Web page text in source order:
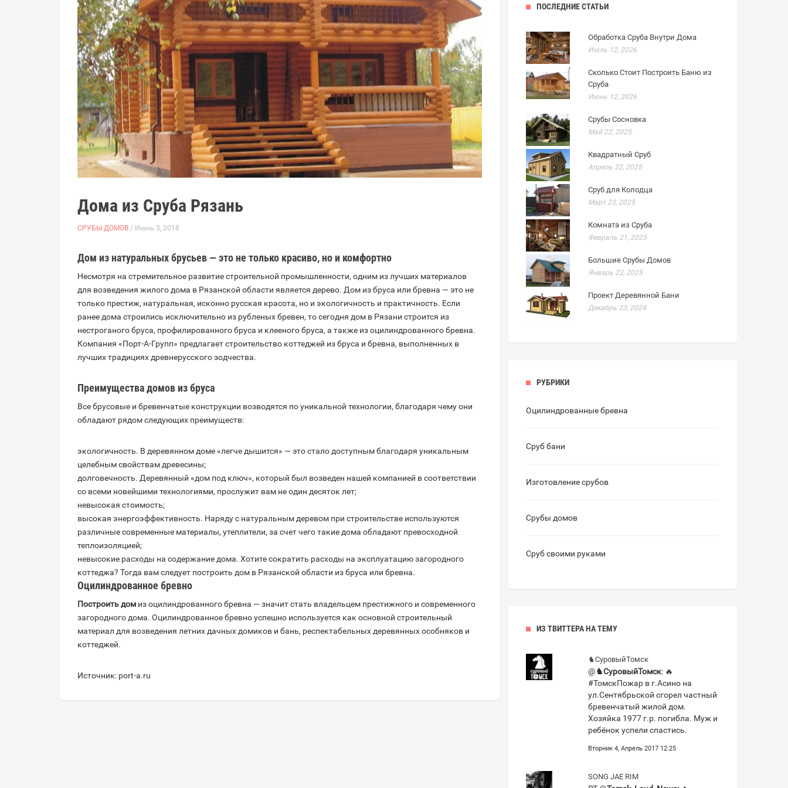
Дома из Сруба Рязань
СРУБЫ ДОМОВ / Июнь 3, 2018
Дом из натуральных брусьев — это не только красиво, но и комфортно
Несмотря на стремительное развитие строительной промышленности, одним из лучших материалов
для возведения жилого дома в Рязанской области является дерево. Дом из бруса или бревна — это не
только престиж, натуральная, исконно русская красота, но и экологичность и практичность. Если
ранее дома строились исключительно из рубленых бревен, то сегодня дом в Рязани строится из
нестроганого бруса, профилированного бруса и клееного бруса, а также из оцилиндрованного бревна.
Компания «Порт-А-Групп» предлагает строительство коттеджей из бруса и бревна, выполненных в
лучших традициях древнерусского зодчества.
Преимущества домов из бруса
Все брусовые и бревенчатые конструкции возводятся по уникальной технологии, благодаря чему они
обладают рядом следующих преимуществ:
экологичность. В деревянном доме «легче дышится» — это стало доступным благодаря уникальным
целебным свойствам древесины;
долговечность. Деревянный «дом под ключ», который был возведен нашей компанией в соответствии
со всеми новейшими технологиями, прослужит вам не один десяток лет;
невысокая стоимость;
высокая энергоэффективность. Наряду с натуральным деревом при строительстве используются
различные современные материалы, утеплители, за счет чего такие дома обладают превосходной
теплоизоляцией;
невысокие расходы на содержание дома. Хотите сократить расходы на эксплуатацию загородного
коттеджа? Тогда вам следует построить дом в Рязанской области из бруса или бревна.
Оцилиндрованное бревно
Построить дом из оцилиндрованного бревна — значит стать владельцем престижного и современного
загородного дома. Оцилиндрованное бревно успешно используется как основной строительный
материал для возведения летних дачных домиков и бань, респектабельных деревянных особняков и
коттеджей.
Источник: port-a.ru
ПОСЛЕДНИЕ СТАТЬИ
Обработка Сруба Внутри Дома
Июль 12, 2026
Сколько Стоит Построить Баню из
Сруба
Июнь 12, 2026
Срубы Сосновка
Май 22, 2025
Квадратный Сруб
Апрель 22, 2025
Сруб для Колодца
Март 23, 2025
Комната из Сруба
Февраль 21, 2025
Большие Срубы Домов
Январь 22, 2025
Проект Деревянной Бани
Декабрь 23, 2024
РУБРИКИ
Оцилиндрованные бревна
Сруб бани
Изготовление срубов
Срубы домов
Сруб своими руками
ИЗ ТВИТТЕРА НА ТЕМУ
♞СуровыйТомск
@♞СуровыйТомск: 🔥
#ТомскПожар в г.Асино на
ул.Сентябрьской сгорел частный
бревенчатый жилой дом.
Хозяйка 1977 г.р. погибла. Муж и
ребёнок успели спастись.
Вторник 4, Апрель 2017 12:25
SONG JAE RIM